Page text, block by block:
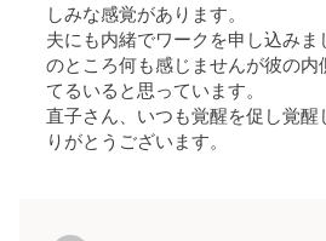
しみな感覚があります。
夫にも内緒でワークを申し込みま
のところ何も感じませんが彼の内
てるいると思っています。
直子さん、いつも覚醒を促し覚醒
りがとうございます。